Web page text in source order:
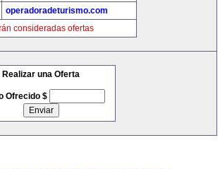
operadoradeturismo.com
consideradas ofertas
Realizar una Oferta
Ofrecido $